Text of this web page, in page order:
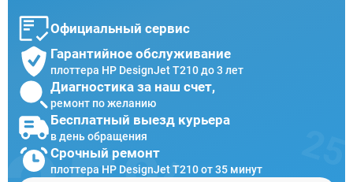
Официальный сервис
Гарантийное обслуживание
плоттера HP DesignJet T210 до 3 лет
Диагностика за наш счет,
ремонт по желанию
Бесплатный выезд курьера
в день обращения
Срочный ремонт
плоттера HP DesignJet T210 от 35 минут